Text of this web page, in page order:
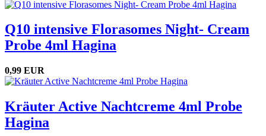
Q10 intensive Florasomes Night- Cream
Probe 4ml Hagina
0,99 EUR
Kräuter Active Nachtcreme 4ml Probe
Hagina